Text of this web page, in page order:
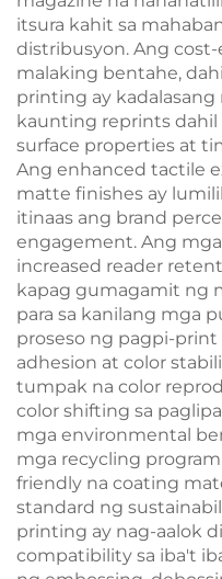
itsura kahit sa
distribusyon. Ang
malaking bentahe,
printing ay
kaunting reprints dahil
surface properties at
Ang enhanced tactile
matte finishes ay
itinaas ang brand
engagement. Ang
increased reader
kapag gumagamit ng
para sa kanilang mga
proseso ng pagpi-
adhesion at color
tumpak na color
color shifting sa
mga environmental
mga recycling
friendly na coating
standard ng
printing ay nag-aalok
compatibility sa iba't